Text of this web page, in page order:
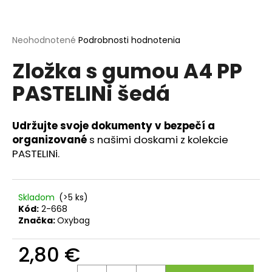
Priemerné
produktu
je
0,0
hviezdičiek.
Neohodnotené Podrobnosti hodnotenia
Zložka s gumou A4 PP
PASTELINi šedá
Udržujte svoje dokumenty v bezpečí a
organizované s našimi doskami z kolekcie
PASTELINi.
Skladom (>5 ks)
Kód: 2-668
Značka:Oxybag
2,80 €
s
ť
?
HĽADAŤ
O
d
p
ú